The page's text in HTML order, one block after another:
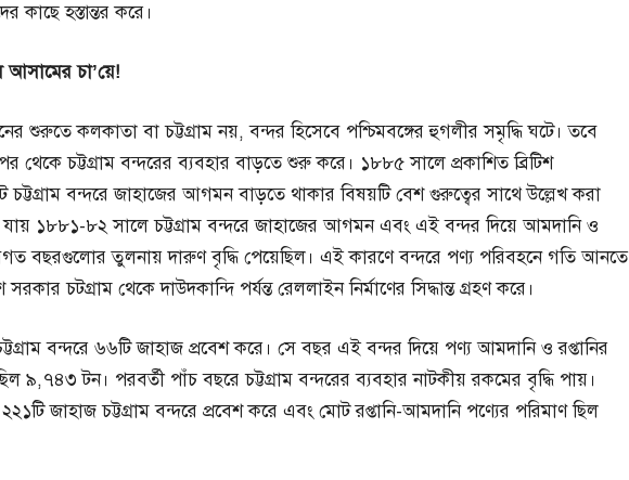
কাছে হস্তান্তর করে।
আসামেরচা’য়ে!
শুরুতে কলকাতা বা চট্টগ্রাম নয়, বন্দর হিসেবে পশ্চিমবঙ্গের হুগলীর সমৃদ্ধি ঘটে। তবে
থেকে চট্টগ্রাম বন্দরের ব্যবহার বাড়তে শুরু করে। ১৮৮৫ সালে প্রকাশিত ব্রিটিশ
চট্টগ্রাম বন্দরে জাহাজের আগমন বাড়তে থাকার বিষয়টি বেশ গুরুত্বের সাথে উল্লেখ করা
যায় ১৮৮১-৮২ সালে চট্টগ্রাম বন্দরে জাহাজের আগমন এবং এই বন্দর দিয়ে আমদানি ও
বছরগুলোর তুলনায় দারুণ বৃদ্ধি পেয়েছিল। এই কারণে বন্দরে পণ্য পরিবহনে গতি আনতে
চটগ্রাম থেকে দাউদকান্দি পর্যন্ত রেললাইন নির্মাণের সিদ্ধান্ত গ্রহণ করে।
বন্দরে ৬৬টি জাহাজ প্রবেশ করে। সে বছর এই বন্দর দিয়ে পণ্য আমদানি ও রপ্তানির
৯,৭৪৩ টন। পরবর্তী পাঁচ বছরে চট্টগ্রাম বন্দরের ব্যবহার নাটকীয় রকমের বৃদ্ধি পায়।
জাহাজ চট্টগ্রাম বন্দরে প্রবেশ করে এবং মোট রপ্তানি-আমদানি পণ্যের পরিমাণ ছিল